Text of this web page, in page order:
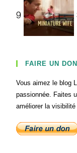
9
FAIRE UN
Vous aimez le blog
passionnée. Faites
améliorer la visibilité